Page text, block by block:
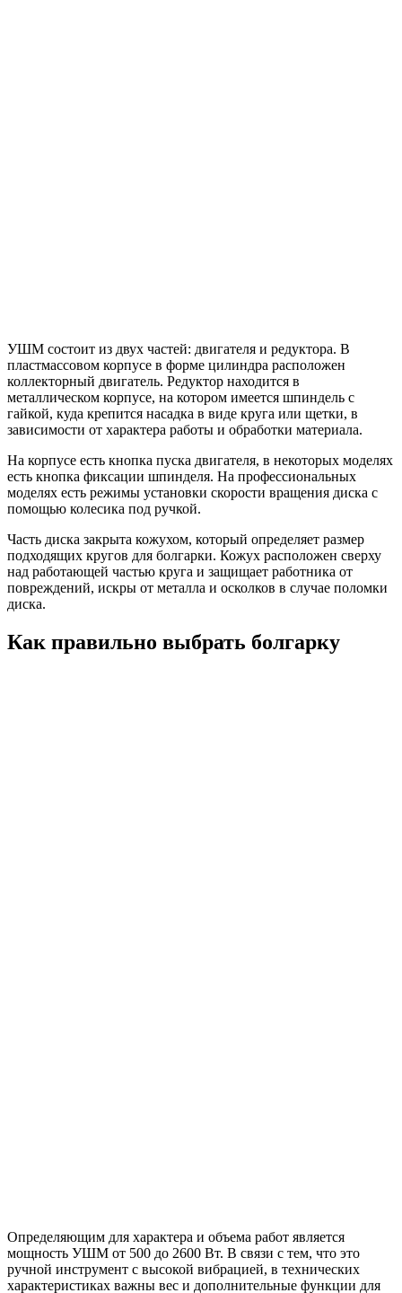
УШМ состоит из двух частей: двигателя и редуктора. В
пластмассовом корпусе в форме цилиндра расположен
коллекторный двигатель. Редуктор находится в
металлическом корпусе, на котором имеется шпиндель с
гайкой, куда крепится насадка в виде круга или щетки, в
зависимости от характера работы и обработки материала.
На корпусе есть кнопка пуска двигателя, в некоторых моделях
есть кнопка фиксации шпинделя. На профессиональных
моделях есть режимы установки скорости вращения диска с
помощью колесика под ручкой.
Часть диска закрыта кожухом, который определяет размер
подходящих кругов для болгарки. Кожух расположен сверху
над работающей частью круга и защищает работника от
повреждений, искры от металла и осколков в случае поломки
диска.
Как правильно выбрать болгарку
Определяющим для характера и объема работ является
мощность УШМ от 500 до 2600 Вт. В связи с тем, что это
ручной инструмент с высокой вибрацией, в технических
характеристиках важны вес и дополнительные функции для